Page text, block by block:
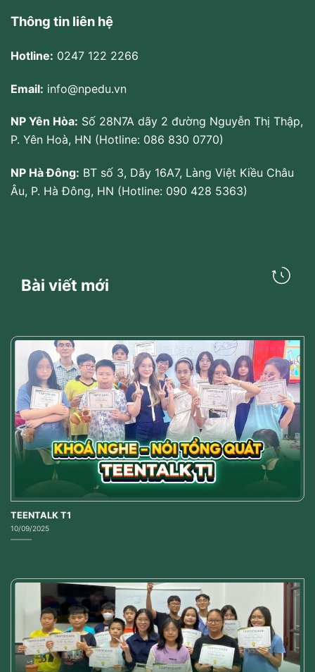
Thông tin liên hệ
Hotline: 0247 122 2266
Email: info@npedu.vn
NP Yên Hòa: Số 28N7A dãy 2 đường Nguyễn Thị Thập,
P. Yên Hoà, HN (Hotline: 086 830 0770)
NP Hà Đông: BT số 3, Dãy 16A7, Làng Việt Kiều Châu
Âu, P. Hà Đông, HN (Hotline: 090 428 5363)
Bài viết mới
TEENTALK T1
10/09/2025